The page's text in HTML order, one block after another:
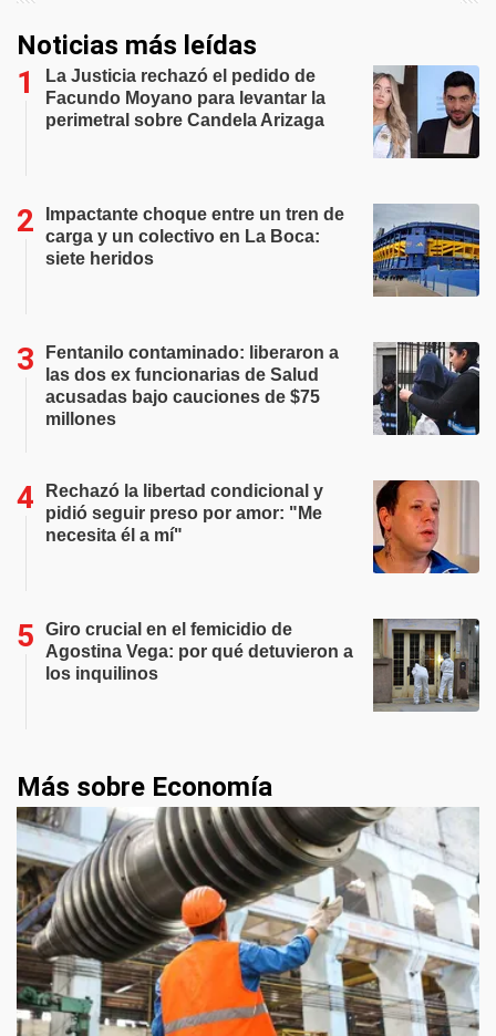
Noticias más leídas
La Justicia rechazó el pedido de
Facundo Moyano para levantar la
perimetral sobre Candela Arizaga
Impactante choque entre un tren de
carga y un colectivo en La Boca:
siete heridos
Fentanilo contaminado: liberaron a
las dos ex funcionarias de Salud
acusadas bajo cauciones de $75
millones
Rechazó la libertad condicional y
pidió seguir preso por amor: "Me
necesita él a mí"
Giro crucial en el femicidio de
Agostina Vega: por qué detuvieron a
los inquilinos
Más sobre Economía